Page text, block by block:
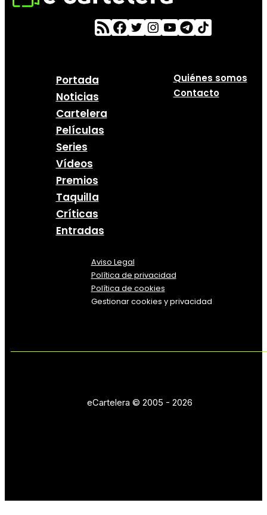
Portada
Noticias
Cartelera
Películas
Series
Vídeos
Premios
Taquilla
Críticas
Entradas
Quiénes somos
Contacto
Aviso Legal
Política de privacidad
Política de cookies
Gestionar cookies y privacidad
eCartelera © 2005 - 2026